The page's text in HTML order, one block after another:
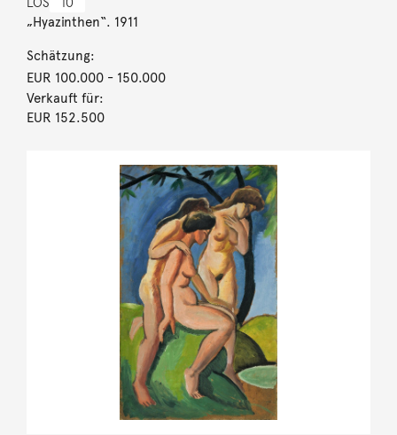
„Hyazinthen“. 1911
Schätzung:
EUR 100.000- 150.000
Verkauft für:
EUR 152.500